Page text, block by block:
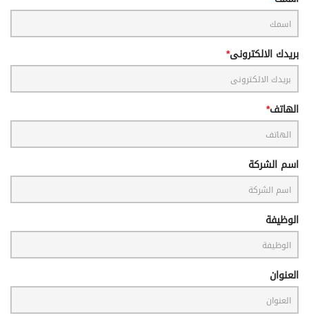
بريدك الالكترونى
الهاتف
اسم الشركة
الوظيفة
العنوان